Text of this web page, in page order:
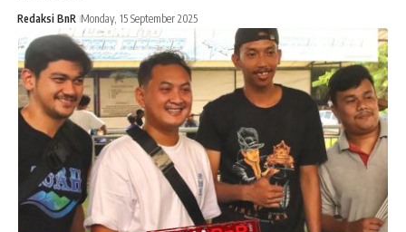
Redaksi BnR Monday, 15 September 2025